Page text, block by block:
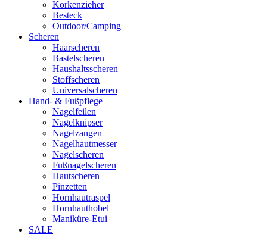
Korkenzieher
Besteck
Outdoor/Camping
Scheren
Haarscheren
Bastelscheren
Haushaltsscheren
Stoffscheren
Universalscheren
Hand- & Fußpflege
Nagelfeilen
Nagelknipser
Nagelzangen
Nagelhautmesser
Nagelscheren
Fußnagelscheren
Hautscheren
Pinzetten
Hornhautraspel
Hornhauthobel
Maniküre-Etui
SALE